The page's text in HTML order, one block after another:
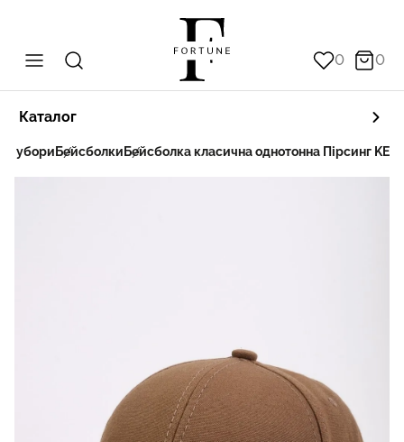
0 0
Каталог
убори Бейсболки Бейсболка класична однотонна Пірсинг